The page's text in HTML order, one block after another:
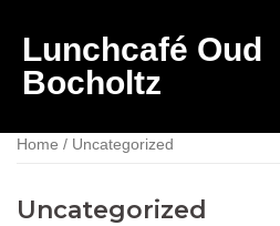
Lunchcafé Oud
Bocholtz
Home / Uncategorized
Uncategorized